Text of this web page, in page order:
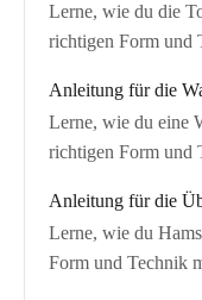
Lerne, wie du die
richtigen Form und
Anleitung für die
Lerne, wie du eine
richtigen Form und
Anleitung für die
Lerne, wie du
Form und Technik